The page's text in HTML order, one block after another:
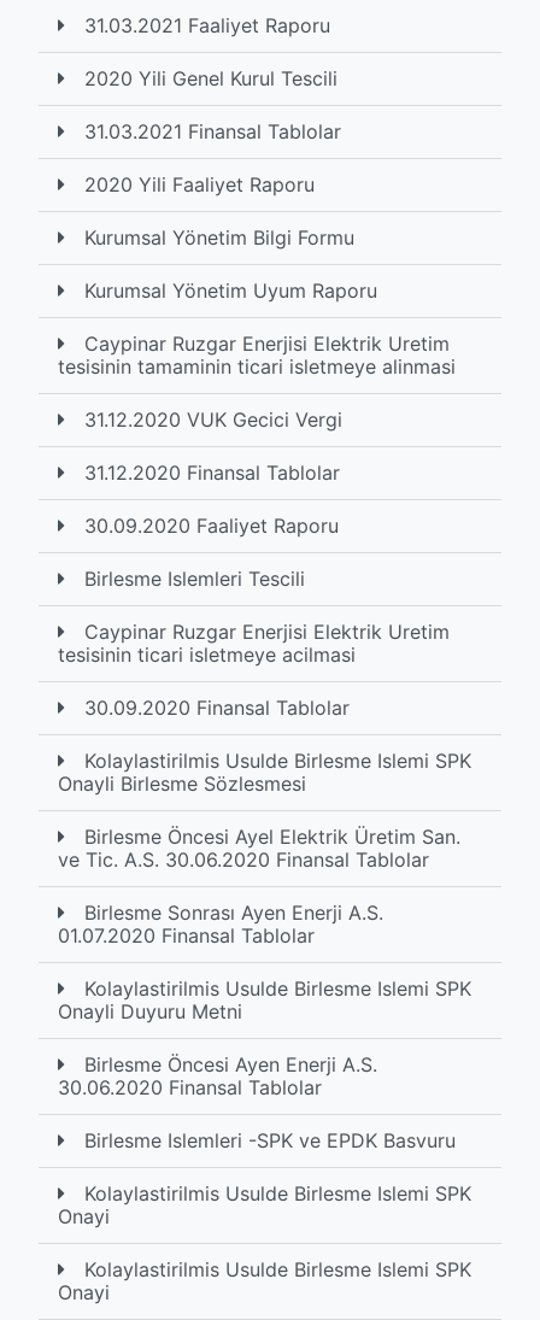
31.03.2021 Faaliyet Raporu
2020 Yili Genel Kurul Tescili
31.03.2021 Finansal Tablolar
2020 Yili Faaliyet Raporu
Kurumsal Yönetim Bilgi Formu
Kurumsal Yönetim Uyum Raporu
Caypinar Ruzgar Enerjisi Elektrik Uretim
tesisinin tamaminin ticari isletmeye alinmasi
31.12.2020 VUK Gecici Vergi
31.12.2020 Finansal Tablolar
30.09.2020 Faaliyet Raporu
Birlesme Islemleri Tescili
Caypinar Ruzgar Enerjisi Elektrik Uretim
tesisinin ticari isletmeye acilmasi
30.09.2020 Finansal Tablolar
Kolaylastirilmis Usulde Birlesme Islemi SPK
Onayli Birlesme Sözlesmesi
Birlesme Öncesi Ayel Elektrik Üretim San.
ve Tic. A.S. 30.06.2020 Finansal Tablolar
Birlesme Sonrası Ayen Enerji A.S.
01.07.2020 Finansal Tablolar
Kolaylastirilmis Usulde Birlesme Islemi SPK
Onayli Duyuru Metni
Birlesme Öncesi Ayen Enerji A.S.
30.06.2020 Finansal Tablolar
Birlesme Islemleri -SPK ve EPDK Basvuru
Kolaylastirilmis Usulde Birlesme Islemi SPK
Onayi
Kolaylastirilmis Usulde Birlesme Islemi SPK
Onayi